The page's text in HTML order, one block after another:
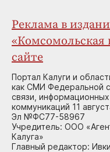
Реклама в
«Комсомольская
сайте
Портал Калуги и
как СМИ Федеральной
связи,
коммуникаций 11
Эл №ФС77-58967
Учредитель: ООО
Калуга»
Главный редактор: